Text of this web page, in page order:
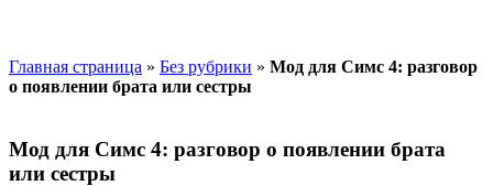
Главная страница » Без рубрики » Мод для Симс 4: разговор
о появлении брата или сестры
Мод для Симс 4: разговор о появлении брата
или сестры